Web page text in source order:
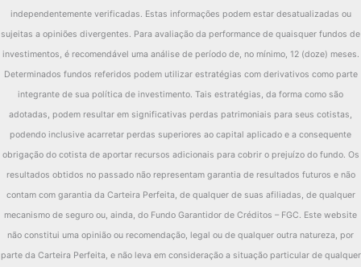
independentemente verificadas. Estas informações podem estar desatualizadas ou
sujeitas a opiniões divergentes. Para avaliação da performance de quaisquer fundos de
investimentos, é recomendável uma análise de período de, no mínimo, 12 (doze) meses.
Determinados fundos referidos podem utilizar estratégias com derivativos como parte
integrante de sua política de investimento. Tais estratégias, da forma como são
adotadas, podem resultar em significativas perdas patrimoniais para seus cotistas,
podendo inclusive acarretar perdas superiores ao capital aplicado e a consequente
obrigação do cotista de aportar recursos adicionais para cobrir o prejuízo do fundo. Os
resultados obtidos no passado não representam garantia de resultados futuros e não
contam com garantia da Carteira Perfeita, de qualquer de suas afiliadas, de qualquer
mecanismo de seguro ou, ainda, do Fundo Garantidor de Créditos – FGC. Este website
não constitui uma opinião ou recomendação, legal ou de qualquer outra natureza, por
parte da Carteira Perfeita, e não leva em consideração a situação particular de qualquer